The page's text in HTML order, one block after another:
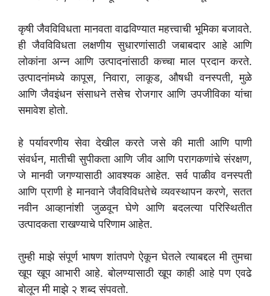
कृषी जैवविविधता मानवता वाढविण्यात महत्त्वाची भूमिका बजावते.
ही जैवविविधता लक्षणीय सुधारणांसाठी जबाबदार आहे आणि
लोकांना अन्न आणि उत्पादनांसाठी कच्चा माल प्रदान करते.
उत्पादनांमध्ये कापूस, निवारा, लाकूड, औषधी वनस्पती, मुळे
आणि जैवइंधन संसाधने तसेच रोजगार आणि उपजीविका यांचा
समावेश होतो.
हे पर्यावरणीय सेवा देखील करते जसे की माती आणि पाणी
संवर्धन, मातीची सुपीकता आणि जीव आणि परागकणांचे संरक्षण,
जे मानवी जगण्यासाठी आवश्यक आहेत. सर्व पाळीव वनस्पती
आणि प्राणी हे मानवाने जैवविविधतेचे व्यवस्थापन करणे, सतत
नवीन आव्हानांशी जुळवून घेणे आणि बदलत्या परिस्थितीत
उत्पादकता राखण्याचे परिणाम आहेत.
तुम्ही माझे संपूर्ण भाषण शांतपणे ऐकून घेतले त्याबद्दल मी तुमचा
खूप खूप आभारी आहे. बोलण्यासाठी खूप काही आहे पण एवढे
बोलून मी माझे २ शब्द संपवतो.